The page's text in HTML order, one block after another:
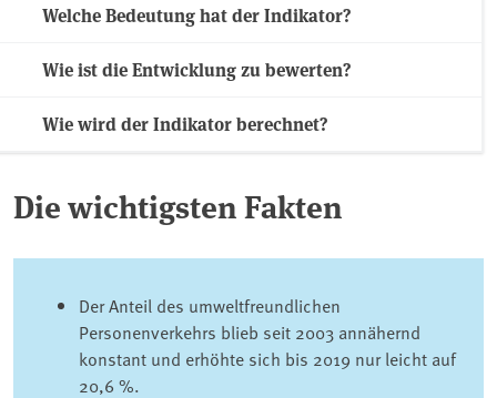
Welche Bedeutung hat der Indikator?
Wie ist die Entwicklung zu bewerten?
Wie wird der Indikator berechnet?
Die wichtigsten Fakten
Der Anteil des umweltfreundlichen
Personenverkehrs blieb seit 2003 annähernd
konstant und erhöhte sich bis 2019 nur leicht auf
20,6 %.